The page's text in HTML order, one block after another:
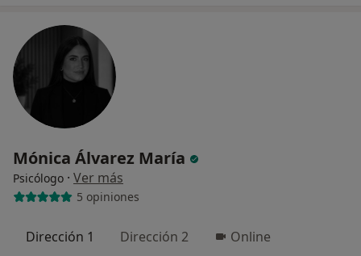
Mónica Álvarez María
Psicólogo · Ver más
5 opiniones
Dirección 1 Dirección 2 Online